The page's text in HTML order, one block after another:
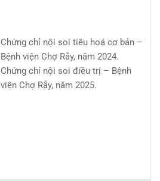
Chứng chỉ nội soi tiêu hoá cơ bản –
Bệnh viện Chợ Rẫy, năm 2024.
Chứng chỉ nội soi điều trị – Bệnh
viện Chợ Rẫy, năm 2025.